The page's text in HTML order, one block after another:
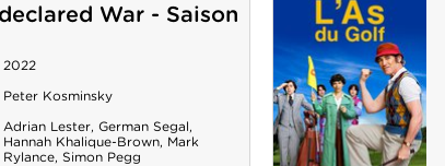
War - Saison
2022
Peter Kosminsky
Adrian Lester, German Segal,
Hannah Khalique-Brown, Mark
Rylance, Simon Pegg